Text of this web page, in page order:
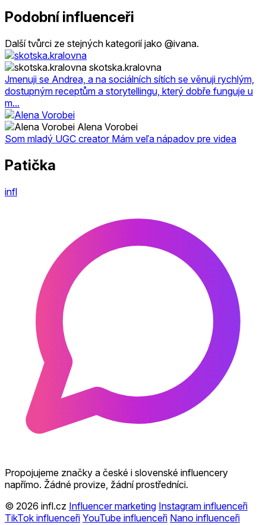
Podobní influenceři
Další tvůrci ze stejných kategorií jako @ivana.
skotska.kralovna
Jmenuji se Andrea, a na sociálních sítích se věnuji rychlým,
dostupným receptům a storytellingu, který dobře funguje u
m...
Alena Vorobei
Som mladý UGC creator Mám veľa nápadov pre videa
Patička
infl
Propojujeme značky a české i slovenské influencery
napřímo. Žádné provize, žádní prostředníci.
© 2026 infl.cz Influencer marketing Instagram influenceři
TikTok influenceři YouTube influenceři Nano influenceři